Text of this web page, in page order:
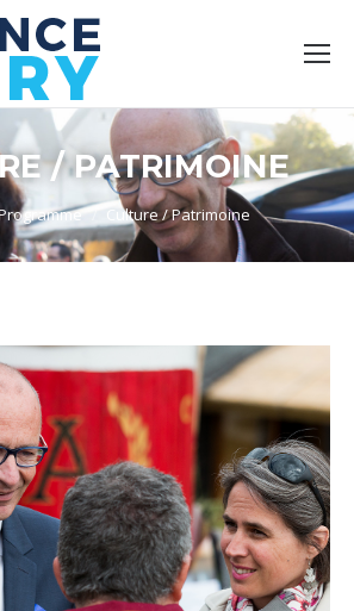
/ PATRIMOINE
Culture / Patrimoine